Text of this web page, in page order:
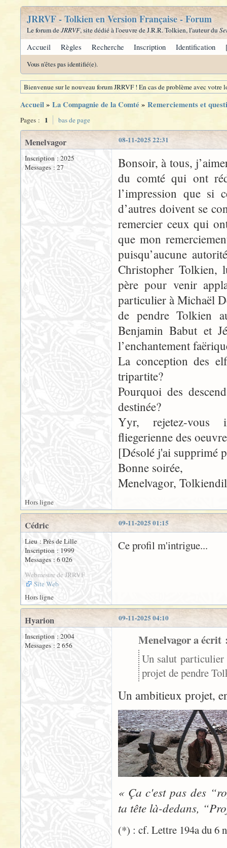
JRRVF - Tolkien en Version Française - Forum
Le forum deJRRVF, site dédié à l'oeuvre de J.R.R. Tolkien, l'auteur du
Accueil Règles Recherche Inscription Identification
Vous n'êtes pas identifié(e).
Bienvenue sur le nouveau forum JRRVF ! En cas de problème avec
Accueil» La Compagnie de la Comté » Remerciements et
Pages : 1 bas de page
08-11-2025 22:31
Menelvagor
Inscription : 2025
Messages : 27
Bonsoir, à tous,
du comté qui ont
l’impression que si
d’autres doivent se
remercier ceux qui
que mon
puisqu’aucune
Christopher Tolkien,
père pour venir
particulier à Michaël
de pendre Tolkien
Benjamin Babut et
l’enchantement
La conception des
tripartite?
Pourquoi des
destinée?
Yyr, rejetez-vous
fliegerienne des
[Désolé j'ai supprimé
Bonne soirée,
Menelvagor,
Hors ligne
09-11-2025 01:15
Cédric
Lieu : Près de Lille
Inscription : 1999
Messages : 6 026
Webmestre de JRRVF
Site Web
Ce profil m'intrigue...
Hors ligne
09-11-2025 04:10
Hyarion
Inscription : 2004
Messages : 2 656
Menelvagor a écrit
Un salut particulier
projet de pendre
Un ambitieux projet,
« Ça c'est pas des
ta tête là-dedans,
(*) : cf. Lettre 194a du 6